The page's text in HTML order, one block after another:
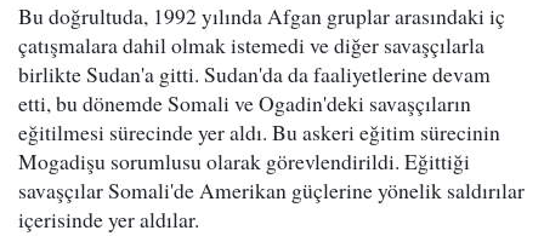
Bu doğrultuda, 1992 yılında Afgan gruplar arasındaki iç
çatışmalara dahil olmak istemedi ve diğer savaşçılarla
birlikte Sudan'a gitti. Sudan'da da faaliyetlerine devam
etti, bu dönemde Somali ve Ogadin'deki savaşçıların
eğitilmesi sürecinde yer aldı. Bu askeri eğitim sürecinin
Mogadişu sorumlusu olarak görevlendirildi. Eğittiği
savaşçılar Somali'de Amerikan güçlerine yönelik saldırılar
içerisinde yer aldılar.